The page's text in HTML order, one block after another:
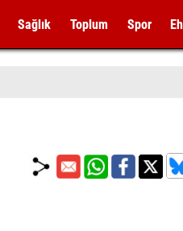
Sağlık Toplum Spor